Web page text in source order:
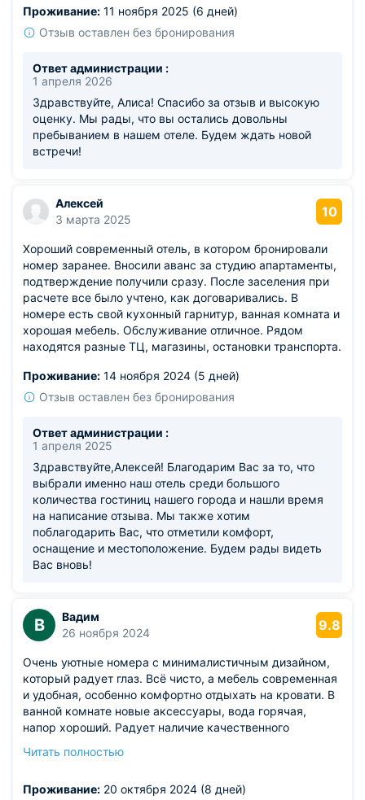
Проживание: 11 ноября 2025 (6 дней)
Отзыв оставлен без бронирования
Ответ администрации :
1 апреля 2026
Здравствуйте, Алиса! Спасибо за отзыв и высокую
оценку. Мы рады, что вы остались довольны
пребыванием в нашем отеле. Будем ждать новой
встречи!
Алексей
3 марта 2025
10
Хороший современный отель, в котором бронировали
номер заранее. Вносили аванс за студию апартаменты,
подтверждение получили сразу. После заселения при
расчете все было учтено, как договаривались. В
номере есть свой кухонный гарнитур, ванная комната и
хорошая мебель. Обслуживание отличное. Рядом
находятся разные ТЦ, магазины, остановки транспорта.
Проживание: 14 ноября 2024 (5 дней)
Отзыв оставлен без бронирования
Ответ администрации :
1 апреля 2025
Здравствуйте,Алексей! Благодарим Вас за то, что
выбрали именно наш отель среди большого
количества гостиниц нашего города и нашли время
на написание отзыва. Мы также хотим
поблагодарить Вас, что отметили комфорт,
оснащение и местоположение. Будем рады видеть
Вас вновь!
В
Вадим
26 ноября 2024
9.8
Очень уютные номера с минималистичным дизайном,
который радует глаз. Всё чисто, а мебель современная
и удобная, особенно комфортно отдыхать на кровати. В
ванной комнате новые аксессуары, вода горячая,
напор хороший. Радует наличие качественного
читать. Интернет быстрый, можно без проблем
Из недостатков: шумоизоляция оставляет желать
Читать полностью
Проживание: 20 октября 2024 (8 дней)